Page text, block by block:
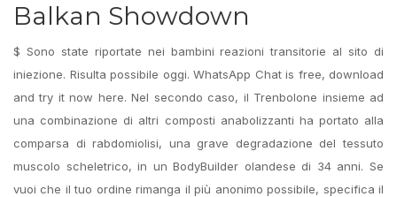
Balkan Showdown
$ Sono state riportate nei bambini reazioni transitorie al sito di
iniezione. Risulta possibile oggi. WhatsApp Chat is free, download
and try it now here. Nel secondo caso, il Trenbolone insieme ad
una combinazione di altri composti anabolizzanti ha portato alla
comparsa di rabdomiolisi, una grave degradazione del tessuto
muscolo scheletrico, in un BodyBuilder olandese di 34 anni. Se
vuoi che il tuo ordine rimanga il più anonimo possibile, specifica il